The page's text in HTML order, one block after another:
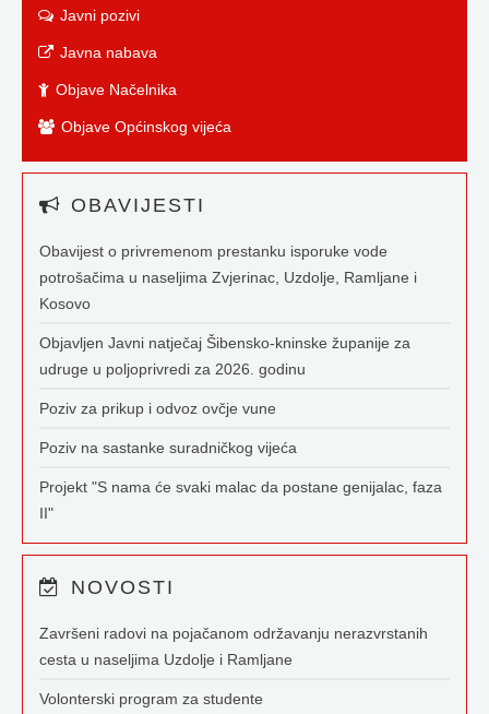
Javni pozivi
Javna nabava
Objave Načelnika
Objave Općinskog vijeća
OBAVIJESTI
Obavijest o privremenom prestanku isporuke vode
potrošačima u naseljima Zvjerinac, Uzdolje, Ramljane i
Kosovo
Objavljen Javni natječaj Šibensko-kninske županije za
udruge u poljoprivredi za 2026. godinu
Poziv za prikup i odvoz ovčje vune
Poziv na sastanke suradničkog vijeća
Projekt "S nama će svaki malac da postane genijalac, faza
II"
NOVOSTI
Završeni radovi na pojačanom održavanju nerazvrstanih
cesta u naseljima Uzdolje i Ramljane
Volonterski program za studente